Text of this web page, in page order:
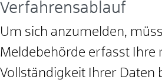
Verfahrensablauf
Um sich anzumelden,
Meldebehörde erfasst Ihre
Vollständigkeit Ihrer Daten